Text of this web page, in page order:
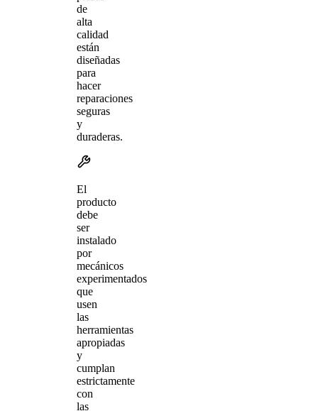
de
alta
calidad
están
diseñadas
para
hacer
reparaciones
seguras
y
duraderas.
El
producto
debe
ser
instalado
por
mecánicos
experimentados
que
usen
las
herramientas
apropiadas
y
cumplan
estrictamente
con
las